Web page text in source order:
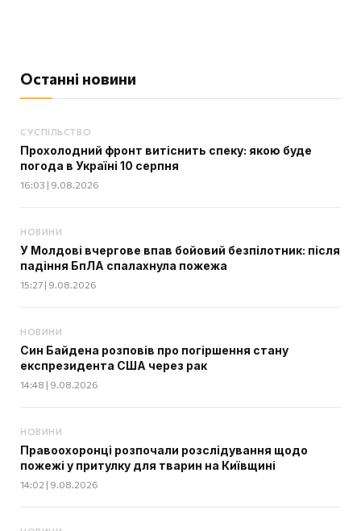
Останні новини
СУСПІЛЬСТВО
Прохолодний фронт витіснить спеку: якою буде
погода в Україні 10 серпня
16:03 | 9.08.2026
НОВИНИ
У Молдові вчергове впав бойовий безпілотник: після
падіння БпЛА спалахнула пожежа
15:27 | 9.08.2026
НОВИНИ
Син Байдена розповів про погіршення стану
експрезидента США через рак
14:48 | 9.08.2026
НОВИНИ
Правоохоронці розпочали розслідування щодо
пожежі у притулку для тварин на Київщині
14:02 | 9.08.2026